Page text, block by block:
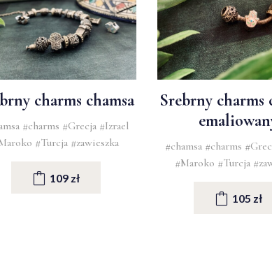
charms chamsa
#charms #Grecja #Izrael
#Turcja #zawieszka
109 zł
Srebrny charms
#chamsa #charms
#Maroko #Turcja
105 zł